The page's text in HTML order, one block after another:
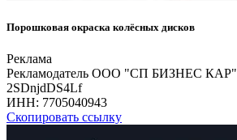
Порошковая окраска колёсных дисков
Реклама
Рекламодатель ООО "СП БИЗНЕС КАР"
2SDnjdDS4Lf
ИНН: 7705040943
Скопировать ссылку